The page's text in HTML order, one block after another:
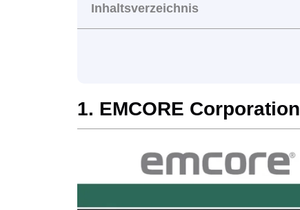
Inhaltsverzeichnis
1. EMCORE Corporation